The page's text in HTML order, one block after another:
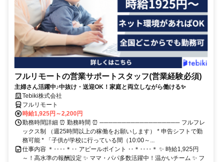
フルリモートの営業サポートスタッフ(営業経験必須)
主婦さん活躍中♪中抜け・送迎OK！家庭と両立しながら働ける✨
Tebiki株式会社
フルリモート
時給1,925円～2,200円
勤務時間詳細 ⏰ 勤務時間 ⏰ ────────────────── フルフレ
ックス制 （週25時間以上の稼働をお願いします） * 申告シフトで勤
務可能 * 「子供が学校に行っている間（10:00～...
仕事内容 ＊‥‥＊‥ アピールポイント ‥＊‥‥＊ ✨ 時給1,925円
～！高水準の報酬設定 ✨ ママ・パパ多数活躍中！温かいチーム ✨ フ